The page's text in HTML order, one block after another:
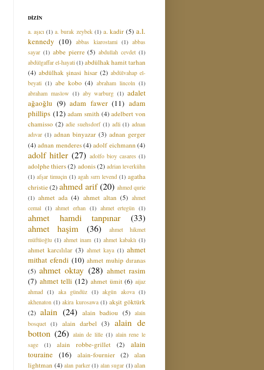
DİZİN
a. aşıcı (1) a. burak zeybek (1) a. kadir (5) a.l.
kennedy (10) abbas kiarostami (1) abbas
sayar (1) abbe pierre (5) abdullah cevdet (1)
abdülgaffar el-hayati(1)abdülhak hamit tarhan
(4) abdülhak şinasi hisar (2) abdülvahap el-
beyati (1) abe kobo (4) abraham lincoln (1)
abraham maslow (1) aby warburg (1) adalet
ağaoğlu (9) adam fawer (11) adam
phillips (12) adam smith (4) adelbert von
chamisso (2) adie suehsdorf (1) adli (1) adnan
adıvar (1) adnan binyazar (3) adnan gerger
(4) adnan menderes(4) adolf eichmann (4)
adolf hitler (27) adolfo bioy casares (1)
adolphe thiers(2) adonis(2) adrian leverkühn
(1) afşar timuçin (1) agah sırrı levend (1) agatha
christie(2) ahmed arif (20) ahmed qurie
(1) ahmet ada (4) ahmet altan (5) ahmet
cemal (1) ahmet erhan (1) ahmet ertegün (1)
ahmet hamdi tanpınar
(33)
ahmet haşim
(36)
ahmet hikmet
müftüoğlu (1) ahmet inam (1) ahmet kabaklı (1)
ahmet karcılılar (3) ahmet kaya (1) ahmet
mithat efendi (10) ahmet muhip dıranas
(5) ahmet oktay (28) ahmet rasim
(7) ahmet telli (12) ahmet ümit (6) aijaz
ahmad (1) aka gündüz (1) akgün akova (1)
akhenaton (1) akira kurosawa (1) akşit göktürk
(2) alain (24) alain badiou (5) alain
bosquet (1) alain darbel (3)
alain de
botton (26) alain de lille (1) alain rene le
sage
(1) alain robbe-grillet (2)
alain
touraine (16) alain-fournier (2)
alan
lightman (4) alan parker (1) alan sugar (1) alan